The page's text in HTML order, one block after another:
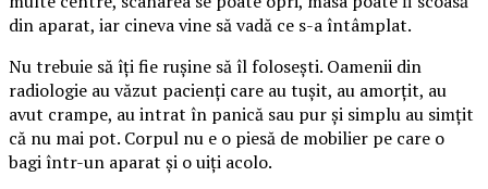
din aparat, iar cineva vine să vadă ce s-a întâmplat.
Nu trebuie să îți fie rușine să îl folosești. Oamenii din
radiologie au văzut pacienți care au tușit, au amorțit, au
avut crampe, au intrat în panică sau pur și simplu au simțit
că nu mai pot. Corpul nu e o piesă de mobilier pe care o
bagi într-un aparat și o uiți acolo.